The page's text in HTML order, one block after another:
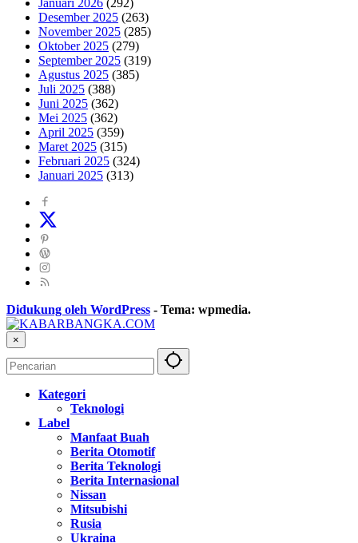
Desember 2025 (263)
November 2025 (285)
Oktober 2025 (279)
September 2025 (319)
Agustus 2025 (385)
Juli 2025 (388)
Juni 2025 (362)
Mei 2025 (362)
April 2025 (359)
Maret 2025 (315)
Februari 2025 (324)
Januari 2025 (313)
Didukung oleh WordPress - Tema: wpmedia.
×
Kategori
Teknologi
Label
Manfaat Buah
Berita Otomotif
Berita Teknologi
Berita Internasional
Nissan
Mitsubishi
Rusia
Ukraina